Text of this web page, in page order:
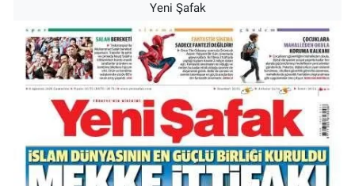
Yeni Şafak